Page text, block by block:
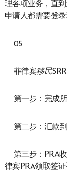
理各项业务，直
申请人都需要登
05
菲律宾移民
第一步：完成
第二步：汇款到
第三步：PRA收
律宾PRA领取签